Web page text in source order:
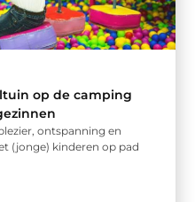
op de camping
ontspanning en
(jonge) kinderen op pad